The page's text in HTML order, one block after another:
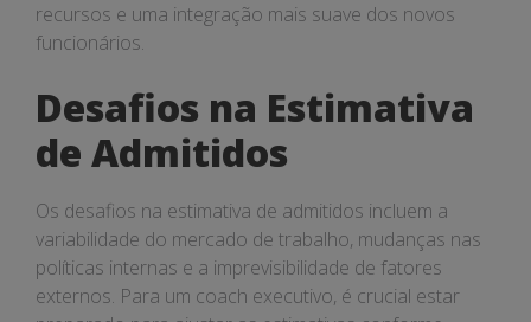
recursos e uma integração mais suave dos novos
funcionários.
Desafios na Estimativa
de Admitidos
Os desafios na estimativa de admitidos incluem a
variabilidade do mercado de trabalho, mudanças nas
políticas internas e a imprevisibilidade de fatores
externos. Para um coach executivo, é crucial estar